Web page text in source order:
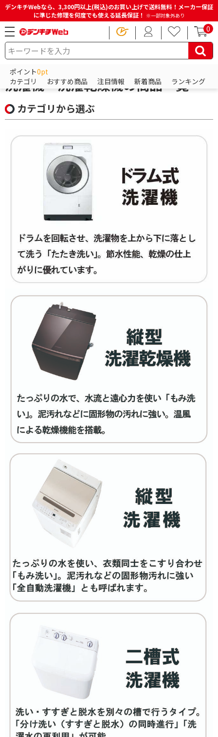
デンキチWebなら、3,300円以上(税込)のお買い上げで送料無料！メーカー保証
に準じた修理を何度でも使える延長保証！ ※一部対象外あり
0
ポイント0pt
カテゴリ
おすすめ商品 注目情報 新着商品 ランキング
HOME 商品一覧ページ 冷蔵庫・洗濯機・生活家電
洗濯機・洗濯乾燥機の商品一覧
カテゴリから選ぶ